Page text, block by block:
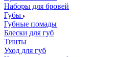
Наборы для бровей
Губы
Губные помады
Блески для губ
Тинты
Уход для губ